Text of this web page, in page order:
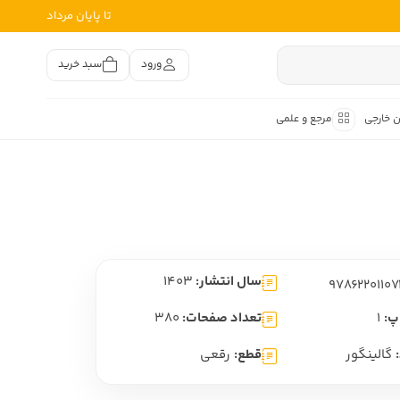
تا پایان مرداد
ورود سبد خرید
خارجی مرجع و علمی
فارسی
متون کهن
سال انتشار: 1403
1 تعداد صفحات: 380
گالینگور قطع: رقعی